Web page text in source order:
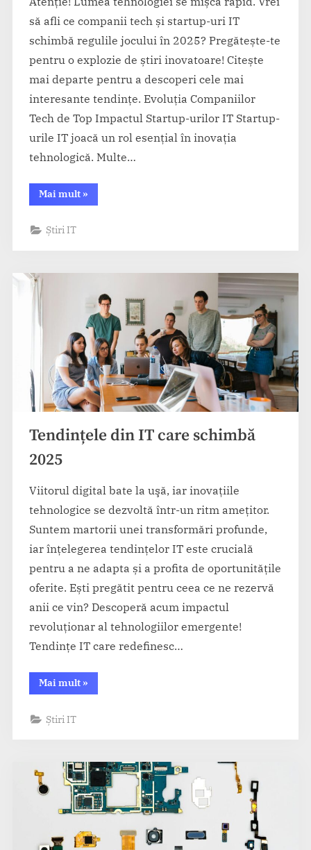
să afli ce companii tech și startup-uri IT
schimbă regulile jocului în 2025? Pregătește-te
pentru o explozie de știri inovatoare! Citește
mai departe pentru a descoperi cele mai
interesante tendințe. Evoluția Companiilor
Tech de Top Impactul Startup-urilor IT Startup-
urile IT joacă un rol esențial în inovația
tehnologică. Multe…
Mai mult“Companiile
tech
»
Știri IT
Tendințele din IT care schimbă
2025
Viitorul digital bate la uşă, iar inovațiile
tehnologice se dezvoltă într-un ritm amețitor.
Suntem martorii unei transformări profunde,
iar înțelegerea tendințelor IT este crucială
pentru a ne adapta și a profita de oportunitățile
oferite. Ești pregătit pentru ceea ce ne rezervă
anii ce vin? Descoperă acum impactul
revoluționar al tehnologiilor emergente!
Tendințe IT care redefinesc…
Mai mult“Tendințele
din
»
Știri IT